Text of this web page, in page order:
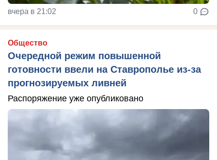
вчера в 21:02 0
Общество
Очередной режим повышенной
готовности ввели на Ставрополье из-за
прогнозируемых ливней
Распоряжение уже опубликовано